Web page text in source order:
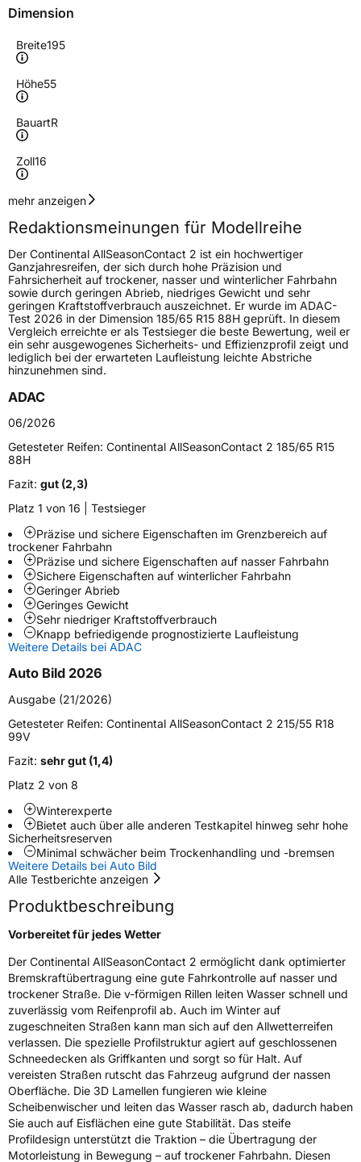
Dimension
Breite195
Höhe55
BauartR
Zoll16
Geschwindigkeitsindex
Höchstgeschwindigkeit
240 km/h
Lastindex91
Höchstlast615 kg
Gewicht (in kg) 7,31 kg
Generelle Merkmale
Fahrzeugtyp
Verwendung
Modellname AllSeasonContact 2
Fahrzeugart
Weitere Eigenschaften
SchlauchtypTL
ZustandNeureifen
M+SJa
VerstärktXL
EU Label
EffizienzB
Nasshaftung
Rollgeräusch (Klasse)
Rollgeräusch (dB)71
FahrzeugklasseC1
3PMSF / Schneeflockensymbol / Alpine-Symbol
EPREL ID1226670
Allgemeine Produktsicherheit (GPSR)
HerstellerkontaktContinental Reifen Deutschland GmbH
Continental-Plaza 1 30173 Hannover
Deutschland,
customerservice_tires@conti.de
mehr anzeigen
Redaktionsmeinungen für Modellreihe
Der Continental AllSeasonContact 2 ist ein hochwertiger
Ganzjahresreifen, der sich durch hohe Präzision und
Fahrsicherheit auf trockener, nasser und winterlicher Fahrbahn
sowie durch geringen Abrieb, niedriges Gewicht und sehr
geringen Kraftstoffverbrauch auszeichnet. Er wurde im ADAC-
Test 2026 in der Dimension 185/65 R15 88H geprüft. In diesem
Vergleich erreichte er als Testsieger die beste Bewertung, weil er
ein sehr ausgewogenes Sicherheits- und Effizienzprofil zeigt und
lediglich bei der erwarteten Laufleistung leichte Abstriche
hinzunehmen sind.
ADAC
06/2026
Getesteter Reifen: Continental AllSeasonContact 2 185/65 R15
88H
Fazit: gut (2,3)
Platz 1 von 16 | Testsieger
Präzise und sichere Eigenschaften im Grenzbereich auf
trockener Fahrbahn
Präzise und sichere Eigenschaften auf nasser Fahrbahn
Sichere Eigenschaften auf winterlicher Fahrbahn
Geringer Abrieb
Geringes Gewicht
Sehr niedriger Kraftstoffverbrauch
Knapp befriedigende prognostizierte Laufleistung
Weitere Details bei ADAC
Auto Bild 2026
Ausgabe (21/2026)
Getesteter Reifen: Continental AllSeasonContact 2 215/55 R18
99V
Fazit: sehr gut (1,4)
Platz 2 von 8
Winterexperte
Bietet auch über alle anderen Testkapitel hinweg sehr hohe
Sicherheitsreserven
Minimal schwächer beim Trockenhandling und -bremsen
Weitere Details bei Auto Bild
Alle Testberichte anzeigen
Produktbeschreibung
Vorbereitet für jedes Wetter
Der Continental AllSeasonContact 2 ermöglicht dank optimierter
Bremskraftübertragung eine gute Fahrkontrolle auf nasser und
trockener Straße. Die v-förmigen Rillen leiten Wasser schnell und
zuverlässig vom Reifenprofil ab. Auch im Winter auf
zugeschneiten Straßen kann man sich auf den Allwetterreifen
verlassen. Die spezielle Profilstruktur agiert auf geschlossenen
Schneedecken als Griffkanten und sorgt so für Halt. Auf
vereisten Straßen rutscht das Fahrzeug aufgrund der nassen
Oberfläche. Die 3D Lamellen fungieren wie kleine
Scheibenwischer und leiten das Wasser rasch ab, dadurch haben
Sie auch auf Eisflächen eine gute Stabilität. Das steife
Profildesign unterstützt die Traktion – die Übertragung der
Motorleistung in Bewegung – auf trockener Fahrbahn. Diesen